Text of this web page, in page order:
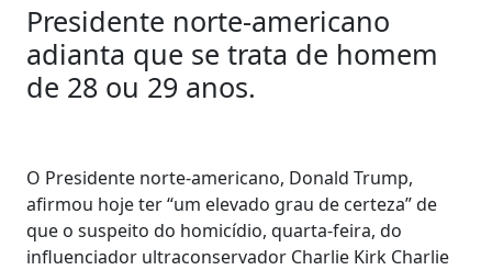
Presidente norte-americano
adianta que se trata de homem
de 28 ou 29 anos.
O Presidente norte-americano, Donald Trump,
afirmou hoje ter “um elevado grau de certeza” de
que o suspeito do homicídio, quarta-feira, do
influenciador ultraconservador Charlie Kirk Charlie